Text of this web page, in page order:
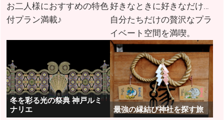
お二人様におすすめの特色
付プラン満載♪
好きなときに好きなだけ…
自分たちだけの贅沢なプラ
イベート空間を満喫。
冬を彩る光の祭典 神戸ルミ
ナリエ
最強の縁結び神社を探す旅